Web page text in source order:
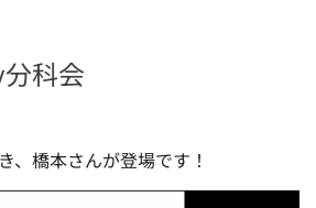
科会
、橋本さんが登場です！